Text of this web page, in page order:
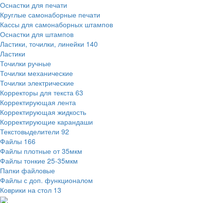
Оснастки для печати
Круглые самонаборные печати
Кассы для самонаборных штампов
Оснастки для штампов
Ластики, точилки, линейки 140
Ластики
Точилки ручные
Точилки механические
Точилки электрические
Корректоры для текста 63
Корректирующая лента
Корректирующая жидкость
Корректирующие карандаши
Текстовыделители 92
Файлы 166
Файлы плотные от 35мкм
Файлы тонкие 25-35мкм
Папки файловые
Файлы с доп. функционалом
Коврики на стол 13